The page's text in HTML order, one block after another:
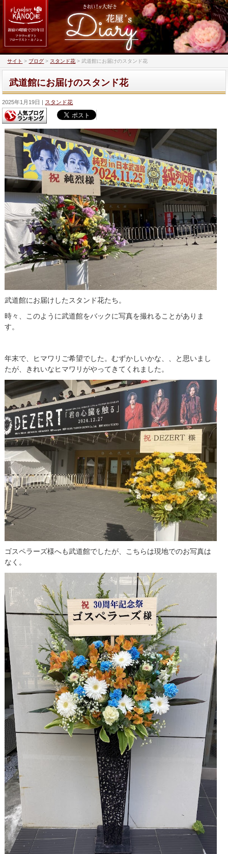
サイト > ブログ > スタンド花 >武道館にお届けのスタンド花
武道館にお届けのスタンド花
2025年1月19日 スタンド花
武道館にお届けしたスタンド花たち。
時々、このように武道館をバックに写真を撮れることがありま
す。
年末で、ヒマワリご希望でした。むずかしいかな、、と思いまし
たが、きれいなヒマワリがやってきてくれました。
ゴスペラーズ様へも武道館でしたが、こちらは現地でのお写真は
なく。